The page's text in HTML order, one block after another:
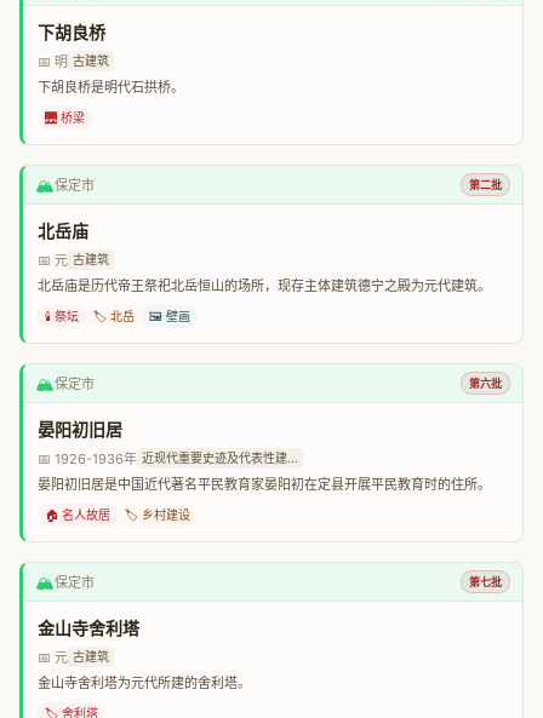
下胡良桥
📅 明 古建筑
下胡良桥是明代石拱桥。
🌉 桥梁
🏔️保定市 第二批
北岳庙
📅 元 古建筑
北岳庙是历代帝王祭祀北岳恒山的场所，现存主体建筑德宁之殿为元代建筑。
🕯️ 祭坛 🏷️ 北岳 🖼️ 壁画
🏔️保定市 第六批
晏阳初旧居
📅 1926-1936年 近现代重要史迹及代表性建...
晏阳初旧居是中国近代著名平民教育家晏阳初在定县开展平民教育时的住所。
🏠 名人故居 🏷️ 乡村建设
🏔️保定市 第七批
金山寺舍利塔
📅 元 古建筑
金山寺舍利塔为元代所建的舍利塔。
🏷️ 舍利塔